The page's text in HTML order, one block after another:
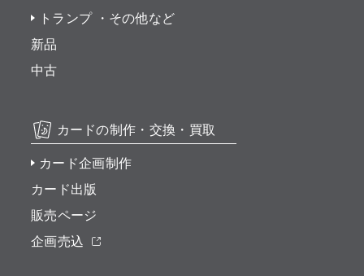
トランプ ・その他など
新品
中古
カードの制作・交換・買取
カード企画制作
カード出版
販売ページ
企画売込